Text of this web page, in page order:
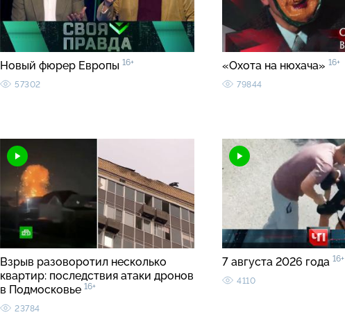
Новый фюрер Европы 16+
57302
«Охота на нюхача» 16+
79844
Взрыв разоворотил несколько
квартир: последствия атаки дронов
в Подмосковье 16+
23784
7 августа 2026 года 16+
4110